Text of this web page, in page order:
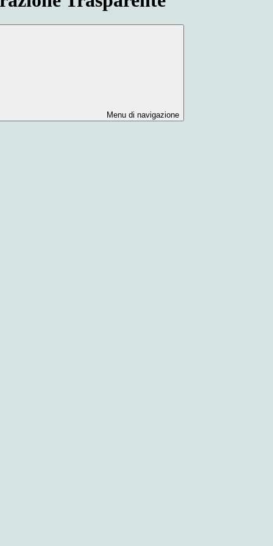
Menu di navigazione